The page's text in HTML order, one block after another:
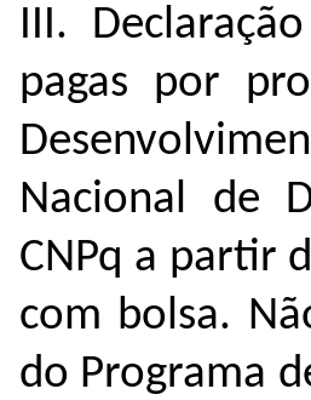
III.
pagas por
Nacional de
CNPq a partir
com bolsa.
do Programa